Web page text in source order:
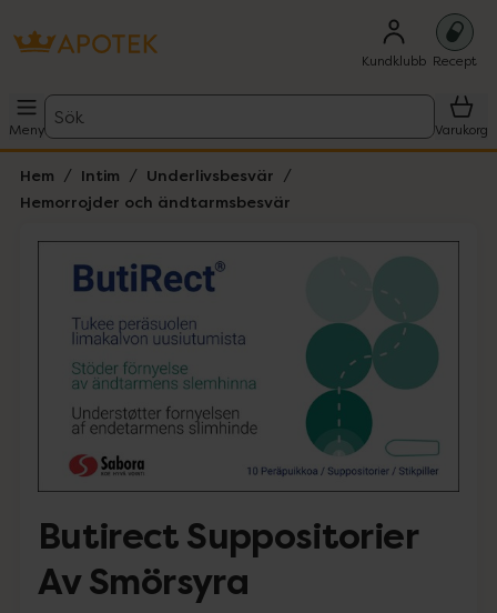
Kundklubb Recept
Meny
Sök
Varukorg
Hem Intim
Underlivsbesvär
Hemorrojder och ändtarmsbesvär
Lista: . Innehåller 1 objekt.
Hoppa över Lista
Butirect Suppositorier
Av Smörsyra